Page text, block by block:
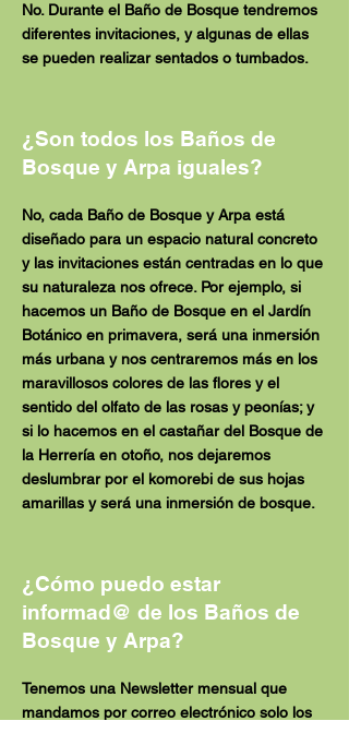
No. Durante el Baño de Bosque tendremos
diferentes invitaciones, y algunas de ellas
se pueden realizar sentados o tumbados.
¿Son todos los Baños de
Bosque y Arpa iguales?
No, cada Baño de Bosque y Arpa está
diseñado para un espacio natural concreto
y las invitaciones están centradas en lo que
su naturaleza nos ofrece. Por ejemplo, si
hacemos un Baño de Bosque en el Jardín
Botánico en primavera, será una inmersión
más urbana y nos centraremos más en los
maravillosos colores de las flores y el
sentido del olfato de las rosas y peonías; y
si lo hacemos en el castañar del Bosque de
la Herrería en otoño, nos dejaremos
deslumbrar por el komorebi de sus hojas
amarillas y será una inmersión de bosque.
¿Cómo puedo estar
informad@ de los Baños de
Bosque y Arpa?
Tenemos una Newsletter mensual que
mandamos por correo electrónico solo los